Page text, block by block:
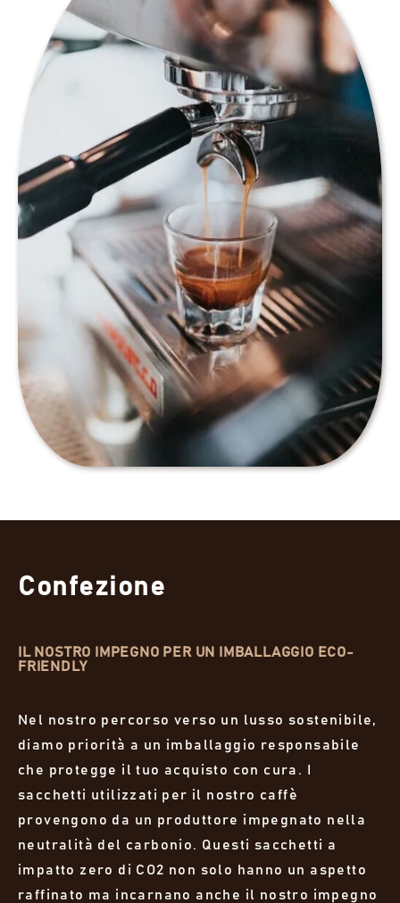
Confezione
IL NOSTRO IMPEGNO PER UN IMBALLAGGIO ECO-
FRIENDLY
Nel nostro percorso verso un lusso sostenibile,
diamo priorità a un imballaggio responsabile
che protegge il tuo acquisto con cura. I
sacchetti utilizzati per il nostro caffè
provengono da un produttore impegnato nella
neutralità del carbonio. Questi sacchetti a
impatto zero di CO2 non solo hanno un aspetto
raffinato ma incarnano anche il nostro impegno